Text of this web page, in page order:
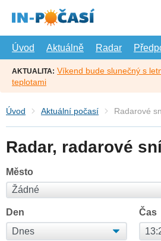
hlavní
Úvod
Aktuálně Radar
AKTUALITA: Víkend bude slunečný s
teplotami
Úvod Aktuální počasí Radarové
Radar, radarové
Město
Den Čas